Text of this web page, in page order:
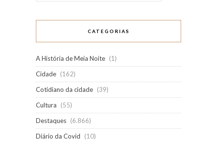
CATEGORIAS
A História de Meia Noite (1)
Cidade (162)
Cotidiano da cidade (39)
Cultura
(55)
Destaques (6.866)
Diário da Covid
(10)